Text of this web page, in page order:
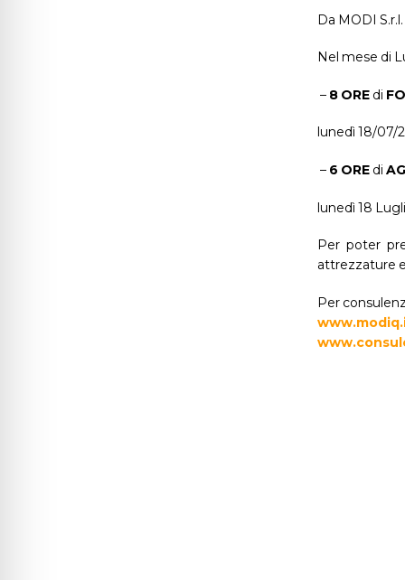
Da MODI
Nel mese di
– 8 ORE di
lunedì 18/07/
– 6 ORE di
lunedì 18
Per poter
attrezzature
Per